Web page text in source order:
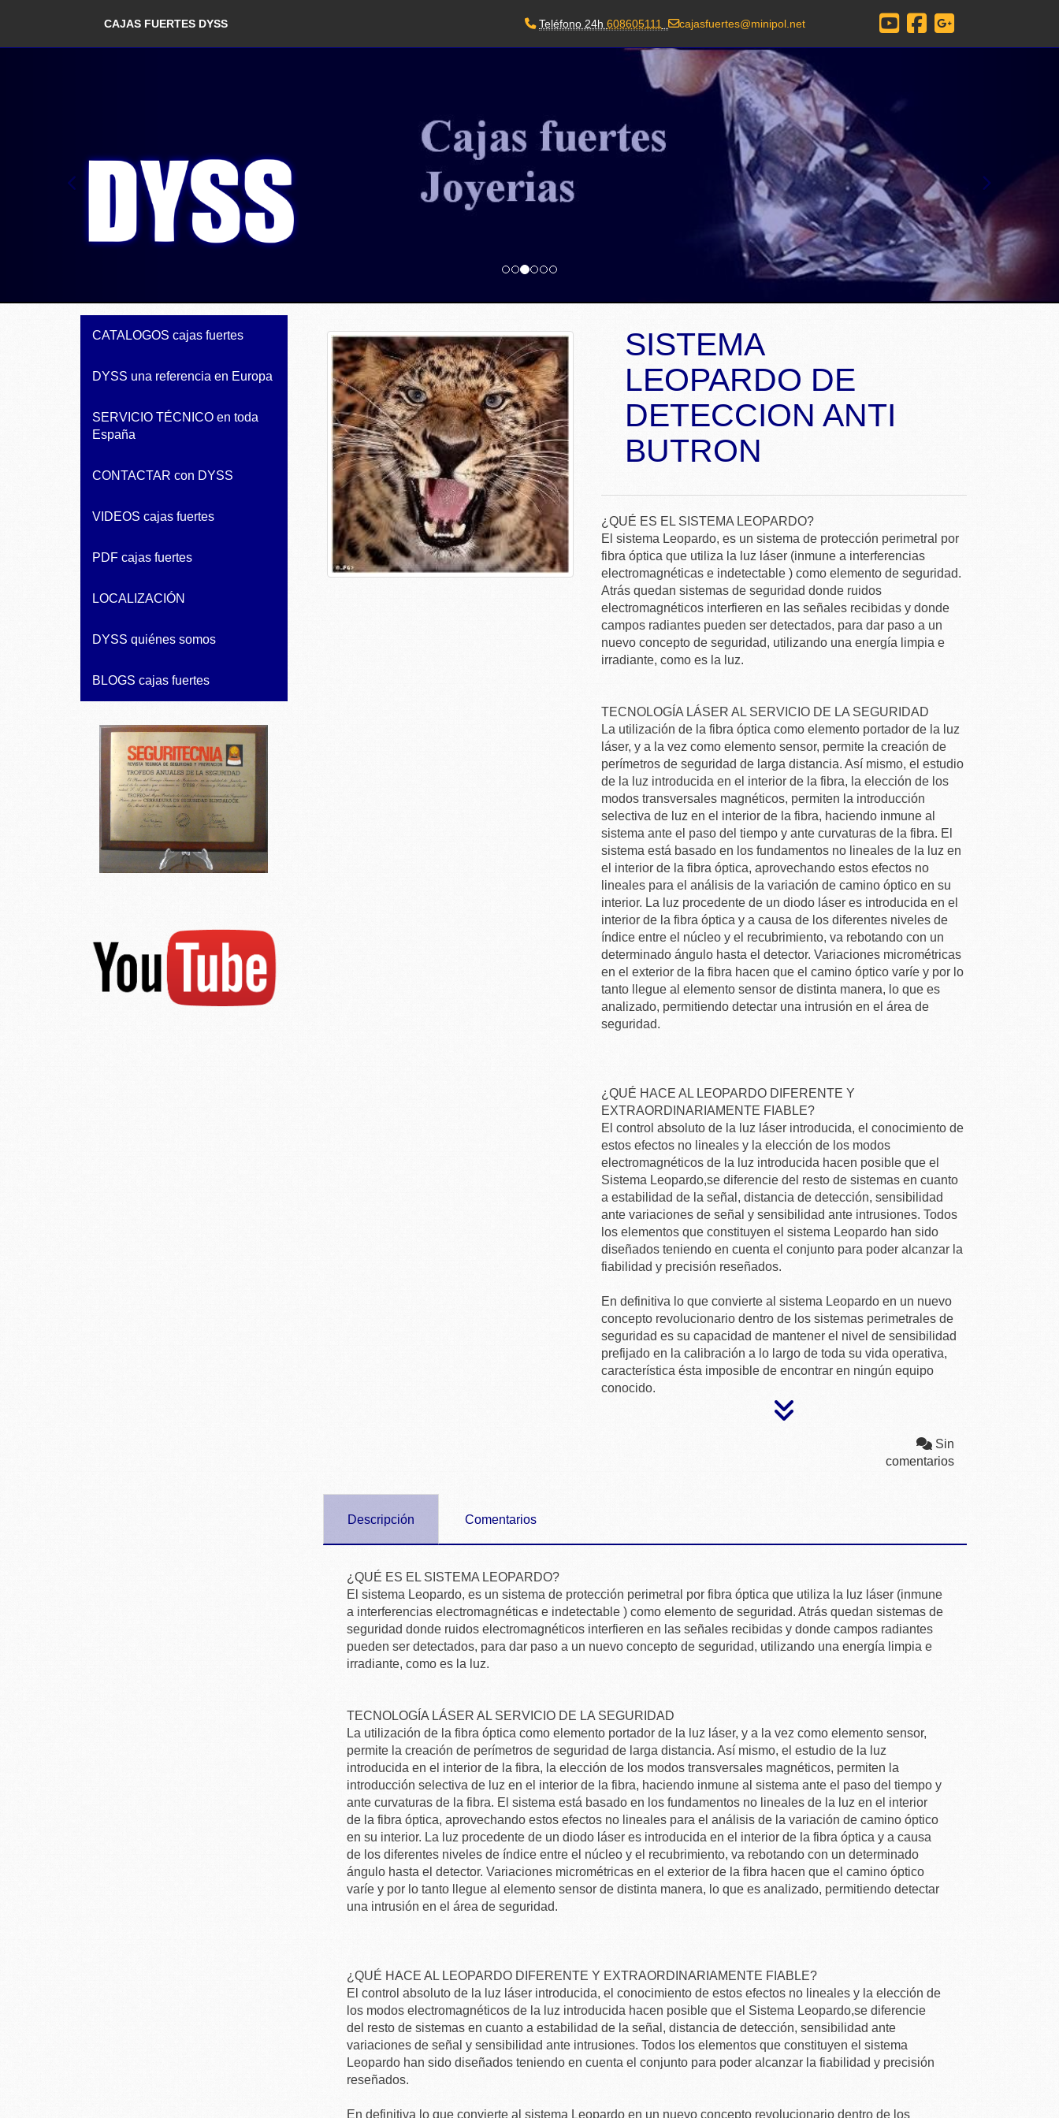
CAJAS FUERTES DYSS Teléfono 24h 608605111 cajasfuertes minipol.net
SISTEMA
LEOPARDO DE
DETECCION ANTI
BUTRON
¿QUÉ ES EL SISTEMA LEOPARDO?
El sistema Leopardo, es un sistema de protección perimetral por
fibra óptica que utiliza la luz láser (inmune a interferencias
electromagnéticas e indetectable ) como elemento de seguridad.
Atrás quedan sistemas de seguridad donde ruidos
electromagnéticos interfieren en las señales recibidas y donde
campos radiantes pueden ser detectados, para dar paso a un
nuevo concepto de seguridad, utilizando una energía limpia e
irradiante, como es la luz.
TECNOLOGÍA LÁSER AL SERVICIO DE LA SEGURIDAD
La utilización de la fibra óptica como elemento portador de la luz
láser, y a la vez como elemento sensor, permite la creación de
perímetros de seguridad de larga distancia. Así mismo, el estudio
de la luz introducida en el interior de la fibra, la elección de los
modos transversales magnéticos, permiten la introducción
selectiva de luz en el interior de la fibra, haciendo inmune al
sistema ante el paso del tiempo y ante curvaturas de la fibra. El
sistema está basado en los fundamentos no lineales de la luz en
el interior de la fibra óptica, aprovechando estos efectos no
lineales para el análisis de la variación de camino óptico en su
interior. La luz procedente de un diodo láser es introducida en el
interior de la fibra óptica y a causa de los diferentes niveles de
índice entre el núcleo y el recubrimiento, va rebotando con un
determinado ángulo hasta el detector. Variaciones micrométricas
en el exterior de la fibra hacen que el camino óptico varíe y por lo
tanto llegue al elemento sensor de distinta manera, lo que es
analizado, permitiendo detectar una intrusión en el área de
seguridad.
¿QUÉ HACE AL LEOPARDO DIFERENTE Y
EXTRAORDINARIAMENTE FIABLE?
El control absoluto de la luz láser introducida, el conocimiento de
estos efectos no lineales y la elección de los modos
electromagnéticos de la luz introducida hacen posible que el
Sistema Leopardo,se diferencie del resto de sistemas en cuanto
a estabilidad de la señal, distancia de detección, sensibilidad
ante variaciones de señal y sensibilidad ante intrusiones. Todos
los elementos que constituyen el sistema Leopardo han sido
diseñados teniendo en cuenta el conjunto para poder alcanzar la
fiabilidad y precisión reseñados.
En definitiva lo que convierte al sistema Leopardo en un nuevo
concepto revolucionario dentro de los sistemas perimetrales de
seguridad es su capacidad de mantener el nivel de sensibilidad
prefijado en la calibración a lo largo de toda su vida operativa,
característica ésta imposible de encontrar en ningún equipo
conocido.
Sin
comentarios
Descripción Comentarios
¿QUÉ ES EL SISTEMA LEOPARDO?
El sistema Leopardo, es un sistema de protección perimetral por fibra óptica que utiliza la luz láser (inmune
a interferencias electromagnéticas e indetectable ) como elemento de seguridad. Atrás quedan sistemas de
seguridad donde ruidos electromagnéticos interfieren en las señales recibidas y donde campos radiantes
pueden ser detectados, para dar paso a un nuevo concepto de seguridad, utilizando una energía limpia e
irradiante, como es la luz.
TECNOLOGÍA LÁSER AL SERVICIO DE LA SEGURIDAD
La utilización de la fibra óptica como elemento portador de la luz láser, y a la vez como elemento sensor,
permite la creación de perímetros de seguridad de larga distancia. Así mismo, el estudio de la luz
introducida en el interior de la fibra, la elección de los modos transversales magnéticos, permiten la
introducción selectiva de luz en el interior de la fibra, haciendo inmune al sistema ante el paso del tiempo y
ante curvaturas de la fibra. El sistema está basado en los fundamentos no lineales de la luz en el interior
de la fibra óptica, aprovechando estos efectos no lineales para el análisis de la variación de camino óptico
en su interior. La luz procedente de un diodo láser es introducida en el interior de la fibra óptica y a causa
de los diferentes niveles de índice entre el núcleo y el recubrimiento, va rebotando con un determinado
ángulo hasta el detector. Variaciones micrométricas en el exterior de la fibra hacen que el camino óptico
varíe y por lo tanto llegue al elemento sensor de distinta manera, lo que es analizado, permitiendo detectar
una intrusión en el área de seguridad.
¿QUÉ HACE AL LEOPARDO DIFERENTE Y EXTRAORDINARIAMENTE FIABLE?
El control absoluto de la luz láser introducida, el conocimiento de estos efectos no lineales y la elección de
los modos electromagnéticos de la luz introducida hacen posible que el Sistema Leopardo,se diferencie
del resto de sistemas en cuanto a estabilidad de la señal, distancia de detección, sensibilidad ante
variaciones de señal y sensibilidad ante intrusiones. Todos los elementos que constituyen el sistema
Leopardo han sido diseñados teniendo en cuenta el conjunto para poder alcanzar la fiabilidad y precisión
reseñados.
En definitiva lo que convierte al sistema Leopardo en un nuevo concepto revolucionario dentro de los
CATALOGOS cajas fuertes
DYSS una referencia en Europa
SERVICIO TÉCNICO en toda
España
CONTACTAR con DYSS
VIDEOS cajas fuertes
PDF cajas fuertes
LOCALIZACIÓN
DYSS quiénes somos
BLOGS cajas fuertes